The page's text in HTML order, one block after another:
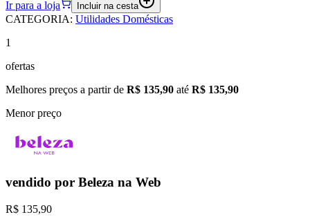
Ir para a loja Incluir na cesta
CATEGORIA: Utilidades Domésticas
1
ofertas
Melhores preços a partir de R$ 135,90 até R$ 135,90
Menor preço
vendido por Beleza na Web
R$ 135,90